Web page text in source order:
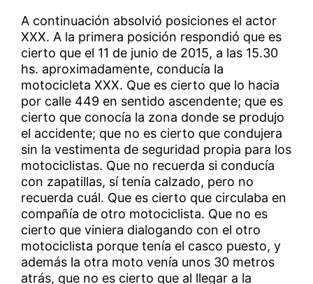
A continuación absolvió posiciones el actor
XXX. A la primera posición respondió que es
cierto que el 11 de junio de 2015, a las 15.30
hs. aproximadamente, conducía la
motocicleta XXX. Que es cierto que lo hacia
por calle 449 en sentido ascendente; que es
cierto que conocía la zona donde se produjo
el accidente; que no es cierto que condujera
sin la vestimenta de seguridad propia para los
motociclistas. Que no recuerda si conducía
con zapatillas, sí tenía calzado, pero no
recuerda cuál. Que es cierto que circulaba en
compañía de otro motociclista. Que no es
cierto que viniera dialogando con el otro
motociclista porque tenía el casco puesto, y
además la otra moto venía unos 30 metros
atrás, que no es cierto que al llegar a la